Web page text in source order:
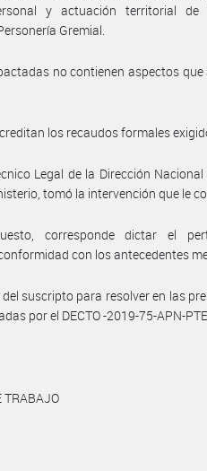
y actuación territorial
Gremial.
no contienen aspectos
los recaudos formales
Legal de la Dirección
tomó la intervención que le
corresponde dictar el
con los antecedentes
suscripto para resolver en las
por el DECTO -2019-75-APN-PTE
TRABAJO